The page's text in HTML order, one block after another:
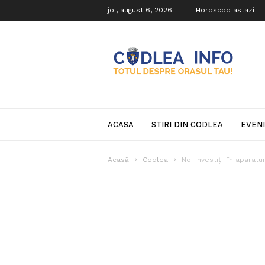
joi, august 6, 2026 Horoscop astazi
Info
ACASA STIRI DIN CODLEA
Acasă Codlea Noi investiții în